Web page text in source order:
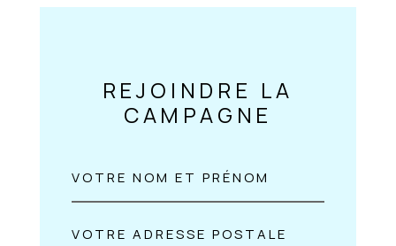
REJOINDRE LA
CAMPAGNE